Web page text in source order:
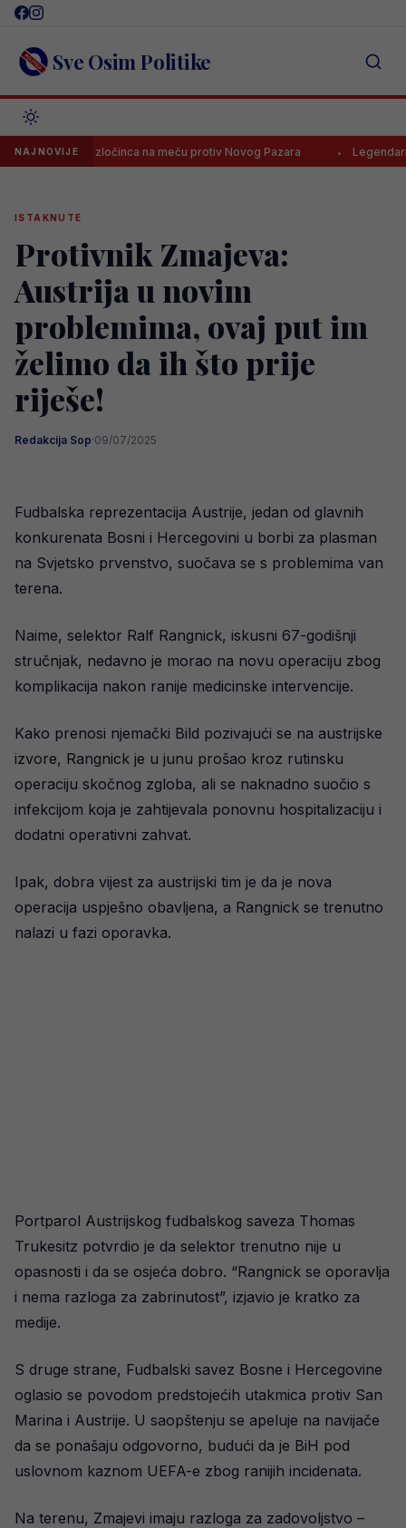
Skip
content Sve Osim Politike
NAJNOVIJE
zločinca na meču protiv Novog Pazara Legendarni Del Piero
ISTAKNUTE
Protivnik Zmajeva:
Austrija u novim
problemima, ovaj put im
želimo da ih što prije
riješe!
Redakcija Sop·09/07/2025
Fudbalska reprezentacija Austrije, jedan od glavnih
konkurenata Bosni i Hercegovini u borbi za plasman
na Svjetsko prvenstvo, suočava se s problemima van
terena.
Naime, selektor Ralf Rangnick, iskusni 67-godišnji
stručnjak, nedavno je morao na novu operaciju zbog
komplikacija nakon ranije medicinske intervencije.
Kako prenosi njemački Bild pozivajući se na austrijske
izvore, Rangnick je u junu prošao kroz rutinsku
operaciju skočnog zgloba, ali se naknadno suočio s
infekcijom koja je zahtijevala ponovnu hospitalizaciju i
dodatni operativni zahvat.
Ipak, dobra vijest za austrijski tim je da je nova
operacija uspješno obavljena, a Rangnick se trenutno
nalazi u fazi oporavka.
Portparol Austrijskog fudbalskog saveza Thomas
Trukesitz potvrdio je da selektor trenutno nije u
opasnosti i da se osjeća dobro. “Rangnick se oporavlja
i nema razloga za zabrinutost”, izjavio je kratko za
medije.
S druge strane, Fudbalski savez Bosne i Hercegovine
oglasio se povodom predstojećih utakmica protiv San
Marina i Austrije. U saopštenju se apeluje na navijače
da se ponašaju odgovorno, budući da je BiH pod
uslovnom kaznom UEFA-e zbog ranijih incidenata.
Na terenu, Zmajevi imaju razloga za zadovoljstvo –